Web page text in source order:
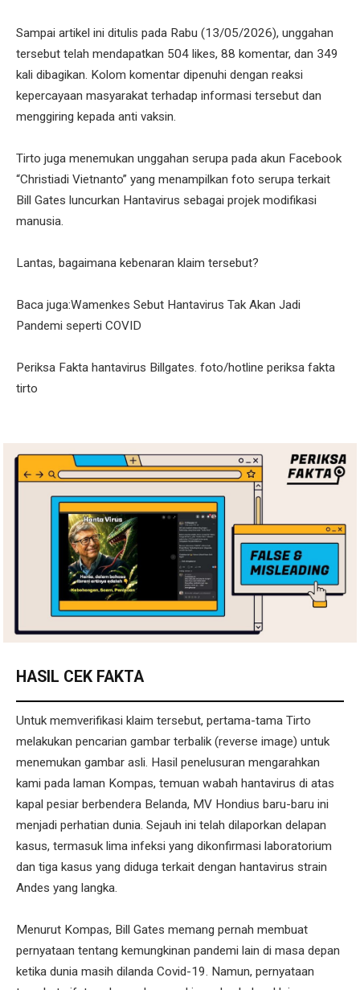
Sampai artikel ini ditulis pada Rabu (13/05/2026), unggahan
tersebut telah mendapatkan 504 likes, 88 komentar, dan 349
kali dibagikan. Kolom komentar dipenuhi dengan reaksi
kepercayaan masyarakat terhadap informasi tersebut dan
menggiring kepada anti vaksin.
Tirto juga menemukan unggahan serupa pada akun Facebook
“Christiadi Vietnanto” yang menampilkan foto serupa terkait
Bill Gates luncurkan Hantavirus sebagai projek modifikasi
manusia.
Lantas, bagaimana kebenaran klaim tersebut?
Baca juga:Wamenkes Sebut Hantavirus Tak Akan Jadi
Pandemi seperti COVID
Periksa Fakta hantavirus Billgates. foto/hotline periksa fakta
tirto
HASIL CEK FAKTA
Untuk memverifikasi klaim tersebut, pertama-tama Tirto
melakukan pencarian gambar terbalik (reverse image) untuk
menemukan gambar asli. Hasil penelusuran mengarahkan
kami pada laman Kompas, temuan wabah hantavirus di atas
kapal pesiar berbendera Belanda, MV Hondius baru-baru ini
menjadi perhatian dunia. Sejauh ini telah dilaporkan delapan
kasus, termasuk lima infeksi yang dikonfirmasi laboratorium
dan tiga kasus yang diduga terkait dengan hantavirus strain
Andes yang langka.
Menurut Kompas, Bill Gates memang pernah membuat
pernyataan tentang kemungkinan pandemi lain di masa depan
ketika dunia masih dilanda Covid-19. Namun, pernyataan